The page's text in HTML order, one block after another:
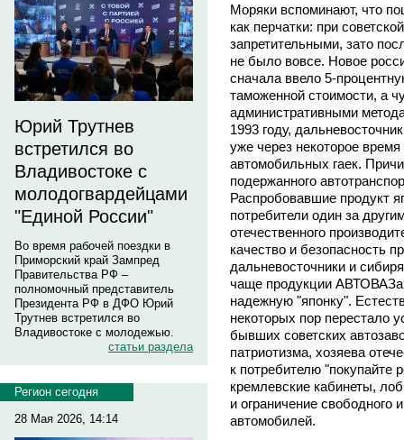
Юрий Трутнев
встретился во
Владивостоке с
молодогвардейцами
"Единой России"
Во время рабочей поездки в
Приморский край Зампред
Правительства РФ –
полномочный представитель
Президента РФ в ДФО Юрий
Трутнев встретился во
Владивостоке с молодежью.
статьи раздела
Регион сегодня
28 Мая 2026, 14:14
Моряки вспоминают, что
как перчатки: при
запретительными, зато
не было вовсе. Новое
сначала ввело 5-
таможенной стоимости, а
административными
1993 году,
уже через некоторое
автомобильных гаек.
подержанного
Распробовавшие продукт
потребители один за
отечественного
качество и безопасность
дальневосточники и
чаще продукции АВТОВАЗа
надежную "японку".
некоторых пор перестало
бывших советских
патриотизма, хозяева
к потребителю "покупайте
кремлевские кабинеты,
и ограничение
автомобилей.